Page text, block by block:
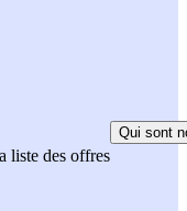
liste des offres
Qui sont